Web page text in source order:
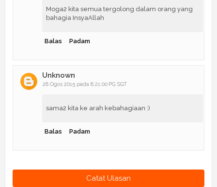
Moga2 kita semua tergolong dalam orang yang
bahagia InsyaAllah
Balas Padam
Unknown
28 Ogos 2015 pada 8:21:00 PG SGT
sama2 kita ke arah kebahagiaan :)
Balas Padam
Catat Ulasan